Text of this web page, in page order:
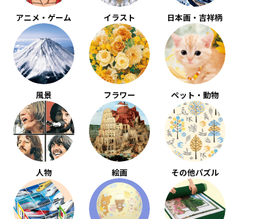
アニメ・ゲーム イラスト 日本画・吉祥柄
風景 フラワー ペット・動物
人物 絵画 その他パズル